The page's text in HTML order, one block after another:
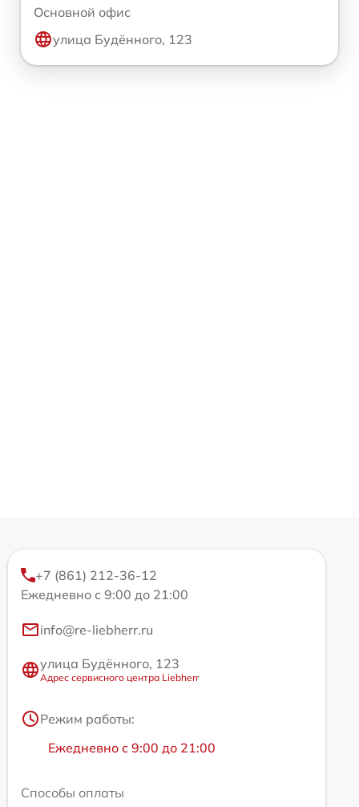
Основной офис
улица Будённого, 123
+7 (861) 212-36-12
Ежедневно с 9:00 до 21:00
info@re-liebherr.ru
улица Будённого, 123
Адрес сервисного центра Liebherr
Режим работы:
Ежедневно с 9:00 до 21:00
Способы оплаты